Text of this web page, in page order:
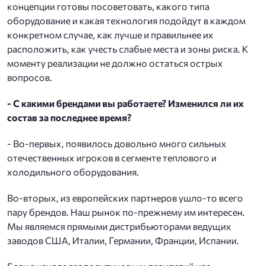
концепции готовы посоветовать, какого типа
оборудование и какая технология подойдут в каждом
конкретном случае, как лучше и правильнее их
расположить, как учесть слабые места и зоны риска. К
моменту реализации не должно остаться острых
вопросов.
- С какими брендами вы работаете? Изменился ли их
состав за последнее время?
- Во-первых, появилось довольно много сильных
отечественных игроков в сегменте теплового и
холодильного оборудования.
Во-вторых, из европейских партнеров ушло-то всего
пару брендов. Наш рынок по-прежнему им интересен.
Мы являемся прямыми дистрибьюторами ведущих
заводов CША, Италии, Германии, Франции, Испании.